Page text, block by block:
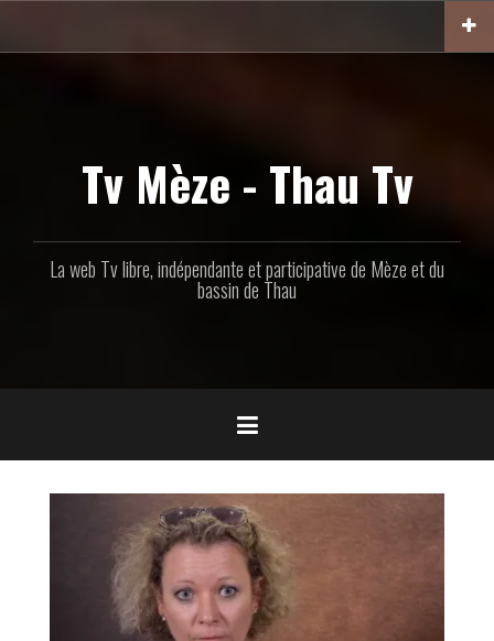
contenu
Tv Mèze - Thau Tv
La web Tv libre, indépendante et participative de Mèze et du
bassin de Thau